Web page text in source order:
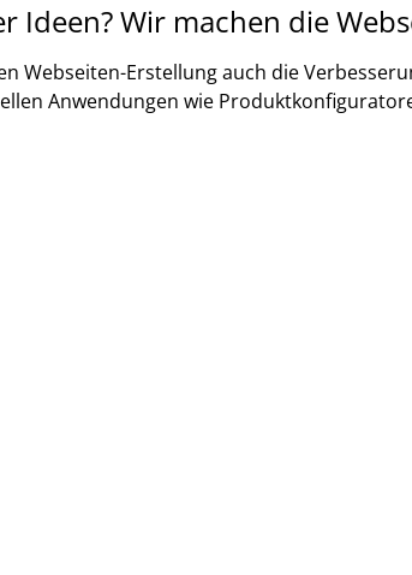
Ideen? Wir machen die
Webseiten-Erstellung auch die
Anwendungen wie